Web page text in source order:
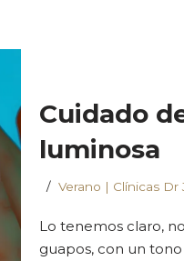
Cuidado
luminosa
Verano | Clínicas Dr
Lo tenemos claro,
guapos, con un